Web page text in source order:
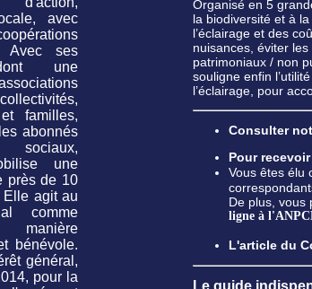
avec
Avec ses
une
familles,
abonnés
sociaux,
une
près de 10
Elle agit au
comme
bénévole.
général,
pour la
Organisé en 5
la biodiversité et à
l’éclairage et des
nuisances, éviter
patrimoniaux / non
souligne enfin
l’éclairage, pour
Consulter
Pour
Vous êtes élu
De plus, vous
ligne à
L'article du
Le guide